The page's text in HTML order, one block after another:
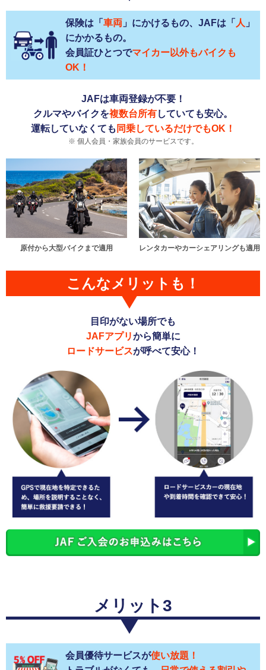
保険は「車両 」にかけるもの、JAFは「 人 」
にかかるもの。
会員証ひとつでマイカー以外もバイクも
OK！
JAFは車両登録が不要！
クルマやバイクを複数台所有していても安心。
運転していなくても 同乗しているだけでもOK！
個人会員・家族会員のサービスです。
原付から大型バイクまで適用 レンタカーやカーシェアリングも適用
こんなメリットも！
目印がない場所でも
JAFアプリから簡単に
ロードサービスが呼べて安心！
メリット3
会員優待サービスが使い放題！